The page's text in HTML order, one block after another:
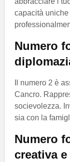
capacità
Numero
Il numero 2 è
Cancro.
socievolezza.
sia con la
Numero
creativa